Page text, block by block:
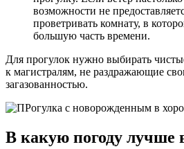
возможности не
проветривать комнату, в
большую часть времени.
Для прогулок нужно выбирать
к магистралям, не раздражающие
загазованностью.
В какую погоду лучше